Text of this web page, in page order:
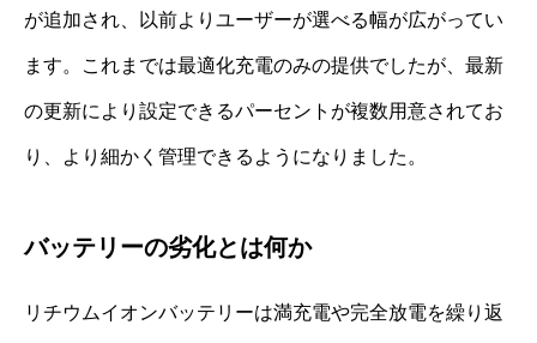
が追加され、以前よりユーザーが選べる幅が広がってい
ます。これまでは最適化充電のみの提供でしたが、最新
の更新により設定できるパーセントが複数用意されてお
り、より細かく管理できるようになりました。
バッテリーの劣化とは何か
リチウムイオンバッテリーは満充電や完全放電を繰り返